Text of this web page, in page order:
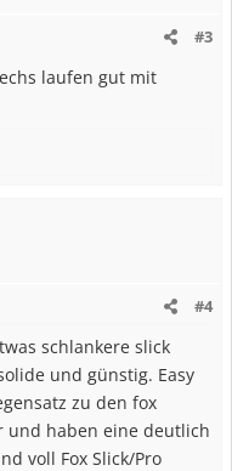
#3
laufen gut mit
#4
schlankere slick
und günstig. Easy
zu den fox
und haben eine deutlich
voll Fox Slick/Pro